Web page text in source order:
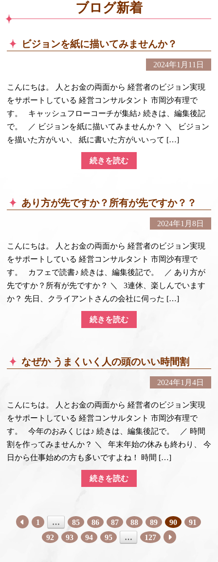
ブログ新着
ビジョンを紙に描いてみませんか？
2024年1月11日
こんにちは。 人とお金の両面から 経営者のビジョン実現
をサポートしている 経営コンサルタント 市岡沙有理で
す。 キャッシュフローコーチが集結♪ 続きは、編集後記
で。 ／ ビジョンを紙に描いてみませんか？ ＼ ビジョン
を描いた方がいい、 紙に書いた方がいいって […]
続きを読む
あり方が先ですか？所有が先ですか？？
2024年1月8日
こんにちは。 人とお金の両面から 経営者のビジョン実現
をサポートしている 経営コンサルタント 市岡沙有理で
す。 カフェで読書♪ 続きは、編集後記で。 ／ あり方が
先ですか？所有が先ですか？ ＼ 3連休、楽しんでいます
か？ 先日、クライアントさんの会社に伺った […]
続きを読む
なぜか うまくいく人の頭のいい時間割
2024年1月4日
こんにちは。 人とお金の両面から 経営者のビジョン実現
をサポートしている 経営コンサルタント 市岡沙有理で
す。 今年のおみくじは♪ 続きは、編集後記で。 ／ 時間
割を作ってみませんか？ ＼ 年末年始の休みも終わり、 今
日から仕事始めの方も多いですよね！ 時間 […]
続きを読む
投稿ナビゲーション
1 … 85 86 87 88 89 90
91
92
93 94 95 … 127